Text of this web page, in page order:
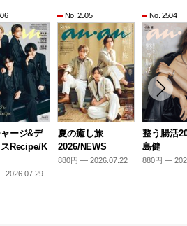
ージ&デ
スRecipe/K
2026.07.29
No. 2505
夏の癒し旅
2026/NEWS
880円 — 2026.07.22
No. 2504
整う腸活
島健
880円 —